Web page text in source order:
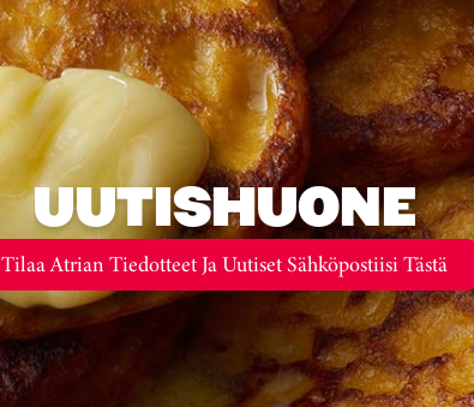
UUTISHUONE
Tilaa Atrian Tiedotteet Ja Uutiset Sähköpostiisi Tästä